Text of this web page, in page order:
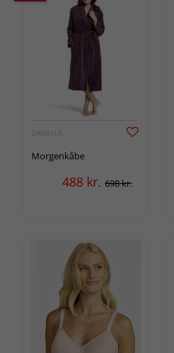
DAMELLA
Morgenkåbe
488 kr. 698 kr.